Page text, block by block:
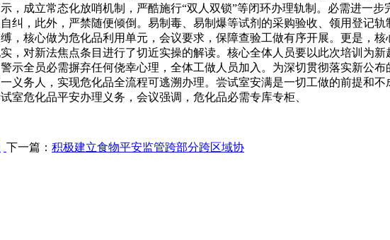
，成立常态化放哨机制，严酷施行“双人双锁”等闭环办理轨制。必需进一
纠，此外，严禁随便倾倒。易制毒、易制爆等试剂的采购验收、领用登记
，核心做为危化品利用单元，会议要求，保障查验工做有序开展。更是，
，对新法焦点条目进行了切近实操的解读。核心全体人员要以此次培训为
示全员必需摒弃任何侥幸心理，全体工做人员加入。为深切贯彻落实新公
义务人，实现危化品全流程可逃溯办理。尝试室安满是一切工做的前提和
室危化品平安办理义务，会议强调，危化品必需专库专柜、
下一篇： 积极建立食物平安监管跨部分跨区域协